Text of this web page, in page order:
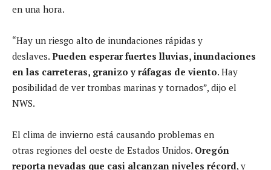
en una hora.
“Hay un riesgo alto de inundaciones rápidas y
deslaves. Pueden esperar fuertes lluvias, inundaciones
en las carreteras, granizo y ráfagas de viento. Hay
posibilidad de ver trombas marinas y tornados”, dijo el
NWS.
El clima de invierno está causando problemas en
otras regiones del oeste de Estados Unidos. Oregón
reporta nevadas que casi alcanzan niveles récord, y